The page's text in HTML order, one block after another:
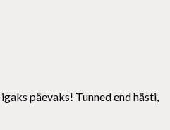
päevaks! Tunned end hästi,